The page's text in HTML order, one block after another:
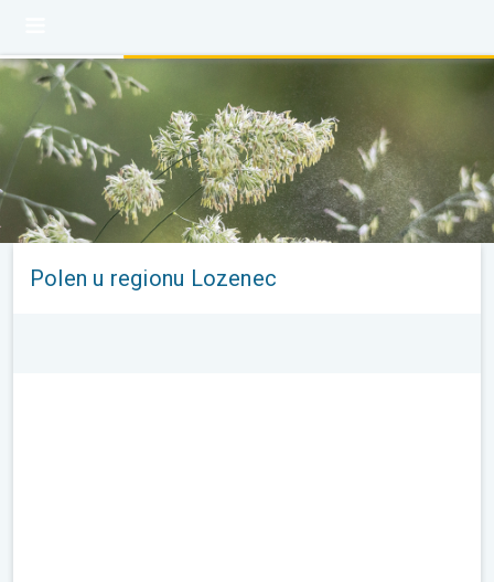
Polen u regionu Lozenec